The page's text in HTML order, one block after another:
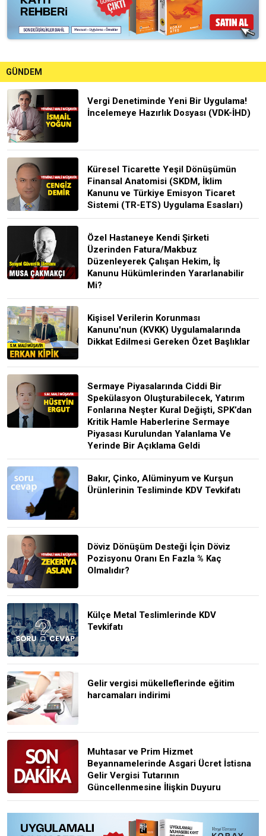
GÜNDEM
Vergi Denetiminde Yeni Bir Uygulama!
İncelemeye Hazırlık Dosyası (VDK-İHD)
Küresel Ticarette Yeşil Dönüşümün
Finansal Anatomisi (SKDM, İklim
Kanunu ve Türkiye Emisyon Ticaret
Sistemi (TR-ETS) Uygulama Esasları)
Özel Hastaneye Kendi Şirketi
Üzerinden Fatura/Makbuz
Düzenleyerek Çalışan Hekim, İş
Kanunu Hükümlerinden Yararlanabilir
Mi?
Kişisel Verilerin Korunması
Kanunu'nun (KVKK) Uygulamalarında
Dikkat Edilmesi Gereken Özet Başlıklar
Sermaye Piyasalarında Ciddi Bir
Spekülasyon Oluşturabilecek, Yatırım
Fonlarına Neşter Kural Değişti, SPK’dan
Kritik Hamle Haberlerine Sermaye
Piyasası Kurulundan Yalanlama Ve
Yerinde Bir Açıklama Geldi
Bakır, Çinko, Alüminyum ve Kurşun
Ürünlerinin Tesliminde KDV Tevkifatı
Döviz Dönüşüm Desteği İçin Döviz
Pozisyonu Oranı En Fazla % Kaç
Olmalıdır?
Külçe Metal Teslimlerinde KDV
Tevkifatı
Gelir vergisi mükelleflerinde eğitim
harcamaları indirimi
Muhtasar ve Prim Hizmet
Beyannamelerinde Asgari Ücret İstisna
Gelir Vergisi Tutarının
Güncellenmesine İlişkin Duyuru